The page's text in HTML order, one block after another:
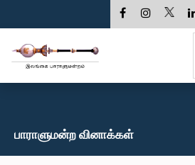
பாராளுமன்ற வினாக்கள்